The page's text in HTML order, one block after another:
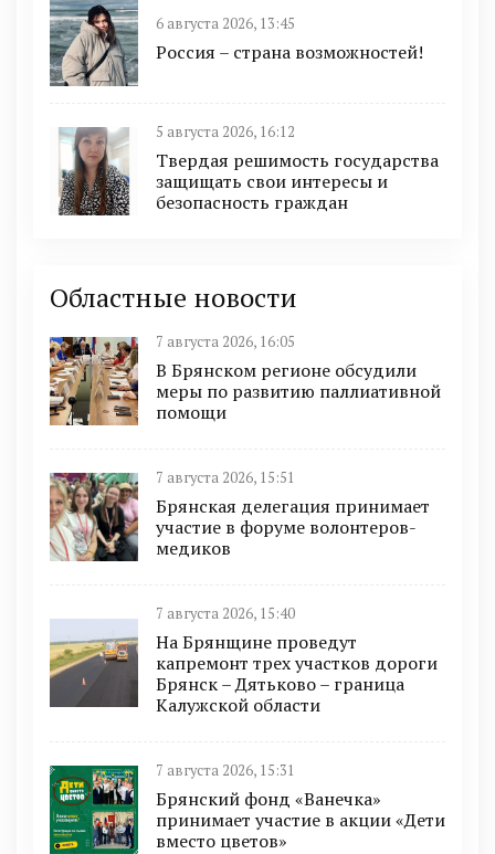
6 августа 2026, 13:45
Россия – страна возможностей!
5 августа 2026, 16:12
Твердая решимость государства
защищать свои интересы и
безопасность граждан
Областные новости
7 августа 2026, 16:05
В Брянском регионе обсудили
меры по развитию паллиативной
помощи
7 августа 2026, 15:51
Брянская делегация принимает
участие в форуме волонтеров-
медиков
7 августа 2026, 15:40
На Брянщине проведут
капремонт трех участков дороги
Брянск – Дятьково – граница
Калужской области
7 августа 2026, 15:31
Брянский фонд «Ванечка»
принимает участие в акции «Дети
вместо цветов»